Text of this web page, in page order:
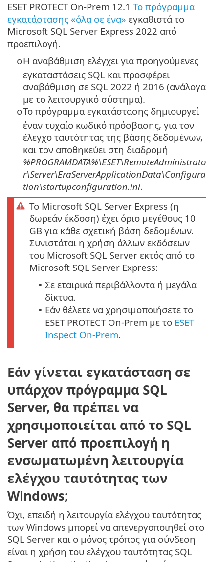
ESET PROTECT On-Prem 12.1 Το πρόγραμμα
εγκατάστασης «όλα σε ένα» εγκαθιστά το
Microsoft SQL Server Express 2022 από
προεπιλογή.
oΗ αναβάθμιση ελέγχει για προηγούμενες
εγκαταστάσεις SQL και προσφέρει
αναβάθμιση σε SQL 2022 ή 2016 (ανάλογα
με το λειτουργικό σύστημα).
oΤο πρόγραμμα εγκατάστασης δημιουργεί
έναν τυχαίο κωδικό πρόσβασης, για τον
έλεγχο ταυτότητας της βάσης δεδομένων,
και τον αποθηκεύει στη διαδρομή
%PROGRAMDATA%\ESET\RemoteAdministrato
r\Server\EraServerApplicationData\Configura
tion\startupconfiguration.ini.
Το Microsoft SQL Server Express (η
δωρεάν έκδοση) έχει όριο μεγέθους 10
GB για κάθε σχετική βάση δεδομένων.
Συνιστάται η χρήση άλλων εκδόσεων
του Microsoft SQL Server εκτός από το
Microsoft SQL Server Express:
• Σε εταιρικά περιβάλλοντα ή μεγάλα
δίκτυα.
• Εάν θέλετε να χρησιμοποιήσετε το
ESET PROTECT On-Prem με το ESET
Inspect On-Prem.
Εάν γίνεται εγκατάσταση σε
υπάρχον πρόγραμμα SQL
Server, θα πρέπει να
χρησιμοποιείται από το SQL
Server από προεπιλογή η
ενσωματωμένη λειτουργία
ελέγχου ταυτότητας των
Windows;
Όχι, επειδή η λειτουργία ελέγχου ταυτότητας
των Windows μπορεί να απενεργοποιηθεί στο
SQL Server και ο μόνος τρόπος για σύνδεση
είναι η χρήση του ελέγχου ταυτότητας SQL